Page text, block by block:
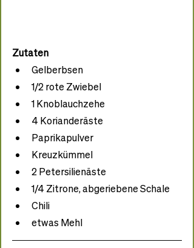
Zutaten
Gelberbsen
1/2 rote Zwiebel
1 Knoblauchzehe
4 Korianderäste
Paprikapulver
Kreuzkümmel
2 Petersilienäste
1/4 Zitrone, abgeriebene Schale
Chili
etwas Mehl